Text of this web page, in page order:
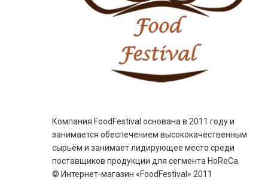
Компания FoodFestival основана в 2011 году и
занимается обеспечением высококачественным
сырьём и занимает лидирующее место среди
поставщиков продукции для сегмента HoReCa.
© Интернет-магазин «FoodFestival» 2011